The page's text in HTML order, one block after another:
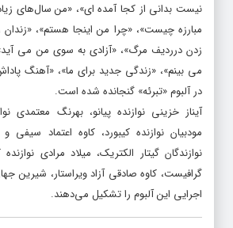
نیست بدانی از کجا آمده ای»، «من سال‌های
مبارزه چیست»، «چرا من اینجا هستم»،
زدن درردیف مرگ»، «آزادی به سوی من می
می بینم»، «زندگی جدید برای ما»، «آهنگ
در آلبوم «تبرئه» گنجانده شده است.
آیناز خزینی نوازنده پیانو، بهرنگ معتمدی
مودبیان نوازنده کیبورد، کاوه اعتماد
نوازندگان گیتار الکتریک، میلاد مرادی
گرافیست، کاوه صادقی آزاد ویراستار، شیرین
اجرایی این آلبوم را تشکیل می‌دهند.